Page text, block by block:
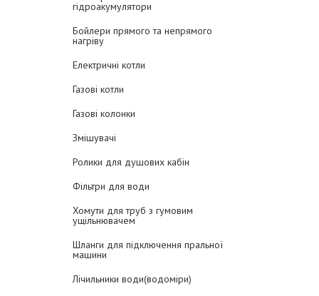
гідроакумулятори
Бойлери прямого та непрямого
нагріву
Електричні котли
Газові котли
Газові колонки
Змішувачі
Ролики для душових кабін
Фільтри для води
Хомути для труб з гумовим
ущільнювачем
Шланги для підключення пральної
машини
Лічильники води(водоміри)